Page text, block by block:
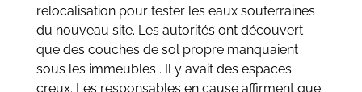
relocalisation pour tester les eaux souterraines
du nouveau site. Les autorités ont découvert
que des couches de sol propre manquaient
sous les immeubles . Il y avait des espaces
creux. Les responsables en cause affirment que